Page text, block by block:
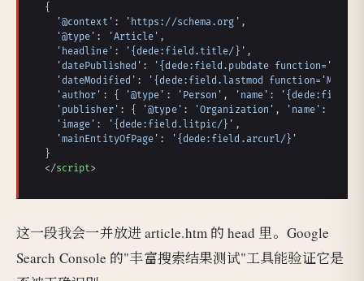
{
'@context' : 'https://schema.org' ,
'@type' : 'Article' ,
'headline' : '{dede:field.title/}' ,
'datePublished' : '{dede:field.pubdate function='
'dateModified' : '{dede:field.lastmod function='MyDate
'author' : { '@type' : 'Person' , 'name' :
'publisher' : { '@type' : 'Organization' , 'name' :
'image' : '{dede:field.litpic/}' ,
'mainEntityOfPage' :
'{dede:field.arcurl/}'
</script>
这一段我会一并放进 article.htm 的 head 里。Google
Search Console 的"丰富搜索结果测试"工具能验证它是